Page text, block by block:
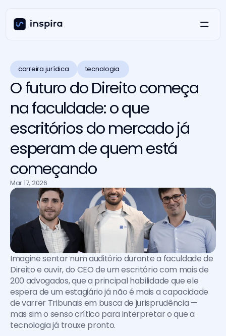
carreira jurídica tecnologia
O futuro do Direito começa
na faculdade: o que
escritórios do mercado já
esperam de quem está
começando
Mar 17, 2026
Imagine sentar num auditório durante a faculdade de
Direito e ouvir, do CEO de um escritório com mais de
200 advogados, que a principal habilidade que ele
espera de um estagiário já não é mais a capacidade
de varrer Tribunais em busca de jurisprudência —
mas sim o senso crítico para interpretar o que a
tecnologia já trouxe pronto.